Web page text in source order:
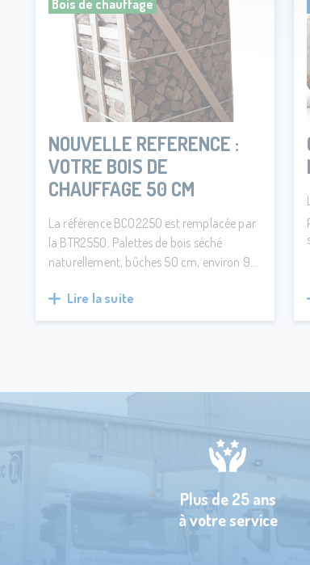
Bois de chauffage
NOUVELLE REFERENCE :
VOTRE BOIS DE
CHAUFFAGE 50 CM
La référence BCO2250 est remplacée par
la BTR2550. Palettes de bois séché
naturellement, bûches 50 cm, environ 90
à 6 mois avant utilisation.
Lire la suite
Plus de 25 ans
à votre service